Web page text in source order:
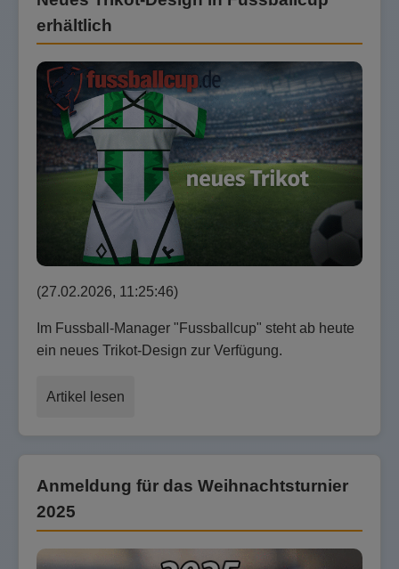
erhältlich
(27.02.2026, 11:25:46)
Im Fussball-Manager "Fussballcup" steht ab heute
ein neues Trikot-Design zur Verfügung.
Artikel lesen
Anmeldung für das Weihnachtsturnier
2025